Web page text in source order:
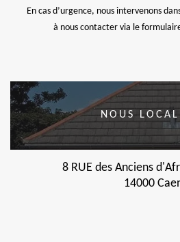
En cas d’urgence, nous intervenons
à nous contacter via le
NOUS
8 RUE des Anciens
14000